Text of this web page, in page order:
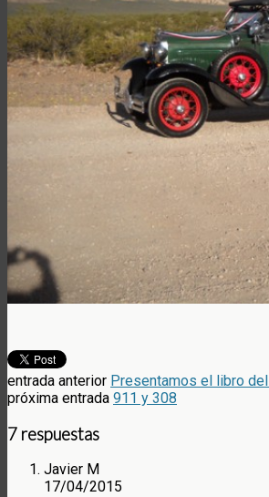
entrada anterior Presentamos el libro del
próxima entrada 911 y 308
7 respuestas
Javier M
17/04/2015